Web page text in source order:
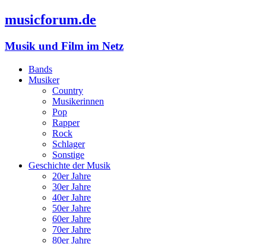
musicforum.de
Musik und Film im Netz
Bands
Musiker
Country
Musikerinnen
Pop
Rapper
Rock
Schlager
Sonstige
Geschichte der Musik
20er Jahre
30er Jahre
40er Jahre
50er Jahre
60er Jahre
70er Jahre
80er Jahre